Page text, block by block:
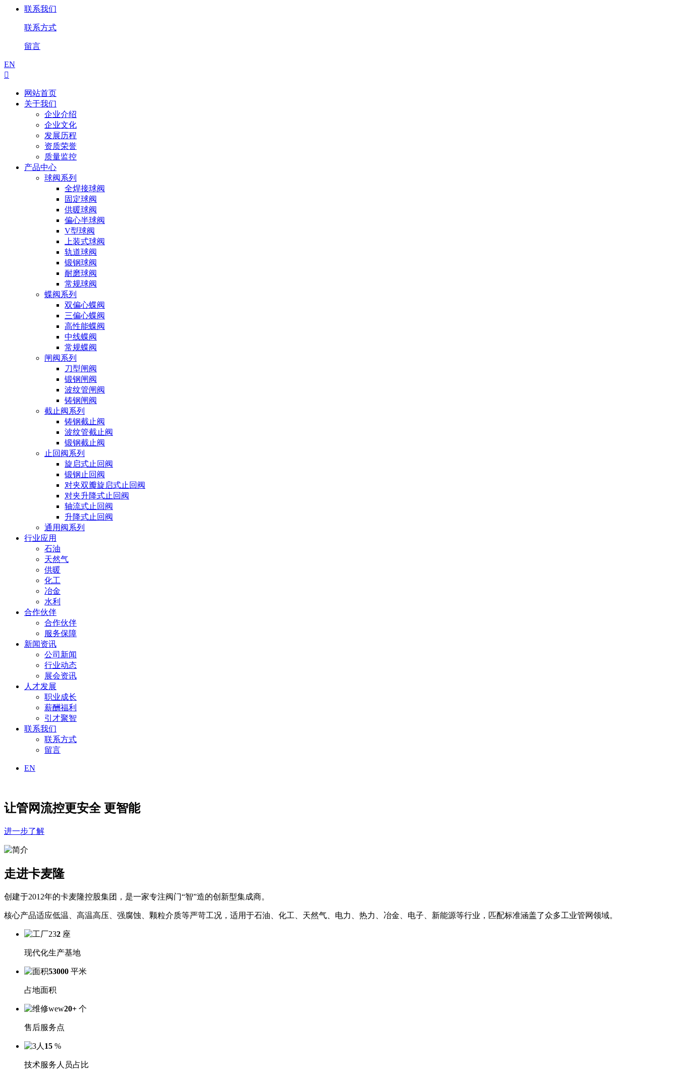
联系我们
联系方式
留言
EN

网站首页
关于我们
企业介绍
企业文化
发展历程
资质荣誉
质量监控
产品中心
球阀系列
全焊接球阀
固定球阀
供暖球阀
偏心半球阀
V型球阀
上装式球阀
轨道球阀
锻钢球阀
耐磨球阀
常规球阀
蝶阀系列
双偏心蝶阀
三偏心蝶阀
高性能蝶阀
中线蝶阀
常规蝶阀
闸阀系列
刀型闸阀
锻钢闸阀
波纹管闸阀
铸钢闸阀
截止阀系列
铸钢截止阀
波纹管截止阀
锻钢截止阀
止回阀系列
旋启式止回阀
锻钢止回阀
对夹双瓣旋启式止回阀
对夹升降式止回阀
轴流式止回阀
升降式止回阀
通用阀系列
行业应用
石油
天然气
供暖
化工
冶金
水利
合作伙伴
合作伙伴
服务保障
新闻资讯
公司新闻
行业动态
展会资讯
人才发展
职业成长
薪酬福利
引才聚智
联系我们
联系方式
留言
EN
让管网流控更安全 更智能
进一步了解
走进卡麦隆
创建于2012年的卡麦隆控股集团，是一家专注阀门“智”造的创新型集成商。
核心产品适应低温、高温高压、强腐蚀、颗粒介质等严苛工况，适用于石油、化工、天然气、电力、热力、冶金、电子、新能源等行业，匹配标准涵盖了众多工业管网领域。
2 座
现代化生产基地
53000 平米
占地面积
20+ 个
售后服务点
15 %
技术服务人员占比